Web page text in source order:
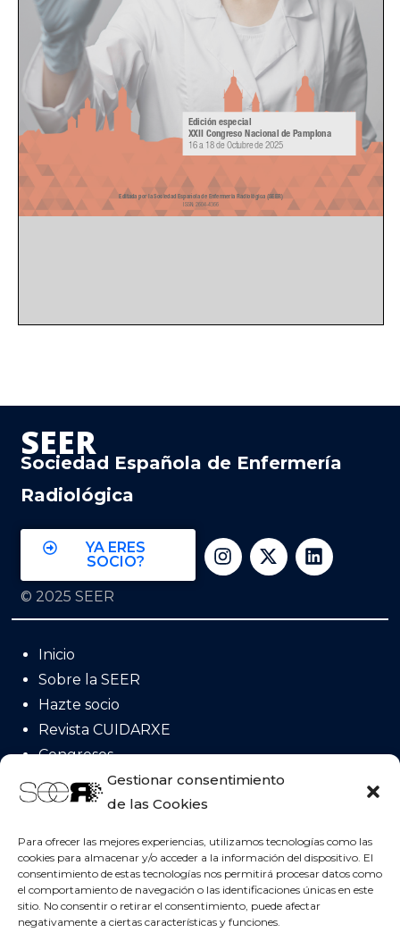
Gestionar consentimiento
de las Cookies
Para ofrecer las mejores experiencias, utilizamos tecnologías como las
cookies para almacenar y/o acceder a la información del dispositivo. El
consentimiento de estas tecnologías nos permitirá procesar datos como
el comportamiento de navegación o las identificaciones únicas en este
sitio. No consentir o retirar el consentimiento, puede afectar
negativamente a ciertas características y funciones.
SEER
Sociedad Española de Enfermería
Radiológica
YA ERES
SOCIO?
© 2025 SEER
Inicio
Sobre la SEER
Hazte socio
Revista CUIDARXE
Congresos
Acreditación
Posicionamientos
Contacta con nosotros!
Sociedad Española de Enfermería